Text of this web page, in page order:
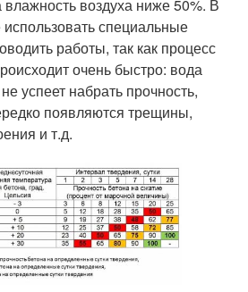
воздуха ниже 50%. В
специальные
работы, так как процесс
очень быстро: вода
успеет набрать прочность,
появляются трещины,
и т.д.